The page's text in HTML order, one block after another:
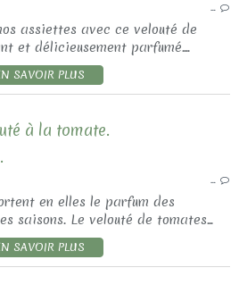
…
assiettes avec ce velouté de
et délicieusement parfumé....
SAVOIR PLUS
à la tomate.
…
en elles le parfum des
saisons. Le velouté de tomates...
SAVOIR PLUS